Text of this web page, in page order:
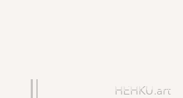
HEHKU.art